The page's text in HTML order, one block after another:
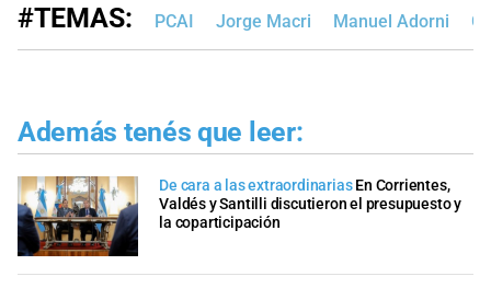
#TEMAS: PCAI Jorge Macri Manuel Adorni
Además tenés que leer:
De cara a las extraordinarias En Corrientes,
Valdés y Santilli discutieron el presupuesto y
la coparticipación